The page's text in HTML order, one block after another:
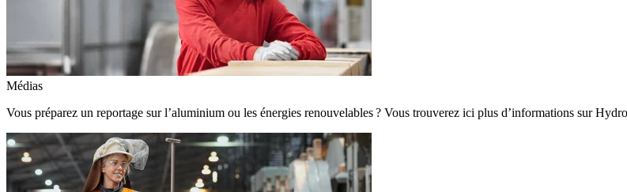
Médias
Vous préparez un reportage sur l’aluminium ou les énergies renouvelables ? Vous trouverez ici plus d’informations sur